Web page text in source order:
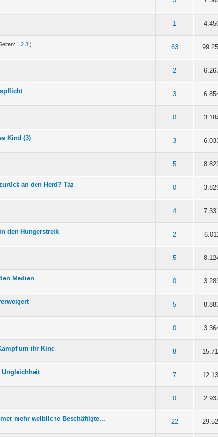
1
durchschnittlich
1 2 3 )
63
durchschnittlich
345
2
durchschnittlich
3
durchschnittlich
345
0
durchschnittlich
Kind (3) 3
durchschnittlich
34 5
5
durchschnittlich
an den Herd? Taz 0
durchschnittlich
345
4
durchschnittlich
den Hungerstreik 2
durchschnittlich
34 5
5
durchschnittlich
Medien 0
durchschnittlich
345
5
durchschnittlich
345
0
durchschnittlich
um ihr Kind 8
durchschnittlich
345
Ungleichheit 7
durchschnittlich
345
0
durchschnittlich
mehr weibliche Beschäftigte... 22
durchschnittlich
345